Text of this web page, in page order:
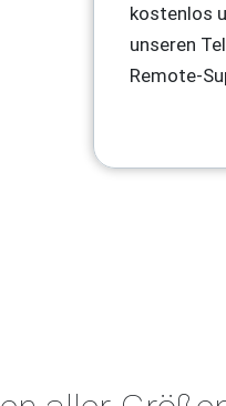
kostenlos
unseren
Remote-